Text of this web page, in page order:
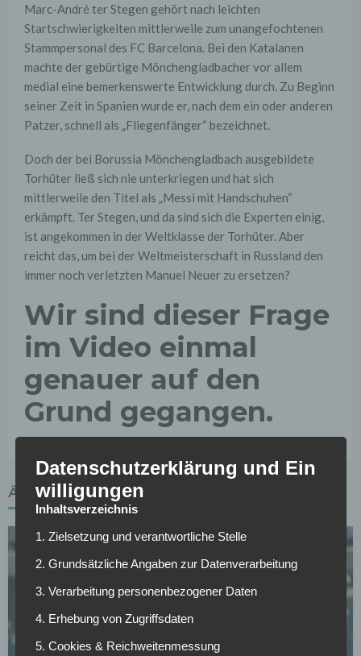
Marc-André ter Stegen gehört nach leichten
Startschwierigkeiten mittlerweile zum unangefochtenen
Stammpersonal des FC Barcelona. Bei den Katalanen
machte der gebürtige Mönchengladbacher vor allem
medial eine bemerkenswerte Entwicklung durch. Zu Beginn
seiner Zeit in Spanien wurde er, nach dem ein oder anderen
Patzer, schnell als „Fliegenfänger“ bezeichnet.
Doch der bei Borussia Mönchengladbach ausgebildete
Torhüter ließ sich nie unterkriegen und hat sich
mittlerweile den Titel als „Messi mit Handschuhen“
erkämpft. Ter Stegen, und da sind sich die Experten einig,
ist angekommen in der Weltklasse der Torhüter. Aber
reicht das, um bei der Weltmeisterschaft in Russland den
immer noch verletzten Manuel Neuer zu ersetzen?
Wir sind dieser Frage
im Video einmal
genauer auf den
Grund gegangen.
ÄHNLICHE ARTIKEL
Champions-League-Quali: AGF gelingt das
Wunder von Posen, Kauno Zalgiris feiert späten
Datenschutzerklärung und Ein
willigungen
Inhaltsverzeichnis
1. Zielsetzung und verantwortliche Stelle
2. Grundsätzliche Angaben zur Datenverarbeitung
3. Verarbeitung personenbezogener Daten
4. Erhebung von Zugriffsdaten
5. Cookies & Reichweitenmessung